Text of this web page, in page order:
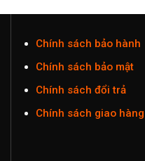
Chính sách bảo hành
Chính sách bảo mật
Chính sách đổi trả
Chính sách giao